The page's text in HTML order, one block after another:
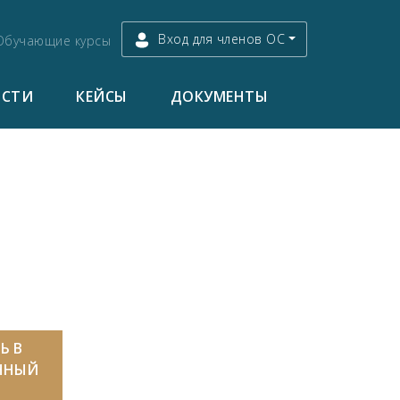
курсы Вход для членов ОС
КЕЙСЫ ДОКУМЕНТЫ
В